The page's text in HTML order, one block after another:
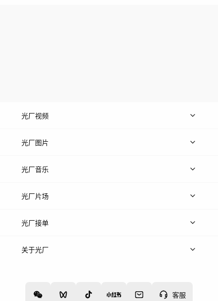
客服
光厂视频
上传视频
光厂图片
上传图片
光厂音乐
热门音乐
光厂片场
上传案例
光厂接单
上架服务
关于光厂